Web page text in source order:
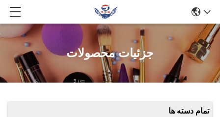
جزئیات محصولات
تمام دسته ها